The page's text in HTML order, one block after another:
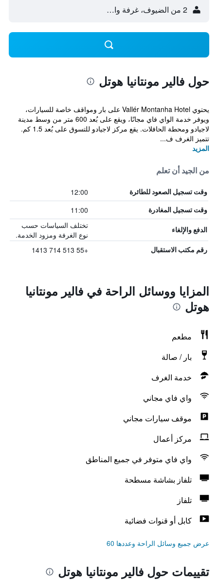
2 من الضيوف، غرفة واحدة
حول فالير مونتانيا هوتل
يحتوي Vallér Montanha Hotel على بار ومواقف خاصة للسيارات،
ويوفر خدمة الواي فاي مجانًا، ويقع على بُعد 600 متر من وسط مدينة
لاجيادو ومحطة الحافلات. يقع مركز لاجيادو للتسوق على بُعد 1.5 كم.
تتميز الغرف ف...
المزيد
من الجيد أن تعلم
وقت تسجيل الصعود للطائرة 12:00
وقت تسجيل المغادرة 11:00
الدفع والإلغاء
تختلف السياسات حسب
نوع الغرفة ومزود الخدمة.
رقم مكتب الاستقبال +55 513 714 1413
المزايا ووسائل الراحة في فالير مونتانيا
هوتل
مطعم
بار / صالة
خدمة الغرف
واي فاي مجاني
موقف سيارات مجاني
مركز أعمال
واي فاي متوفر في جميع المناطق
تلفاز بشاشة مسطحة
تلفاز
كابل أو قنوات فضائية
عرض جميع وسائل الراحة وعددها 60
تقييمات حول فالير مونتانيا هوتل